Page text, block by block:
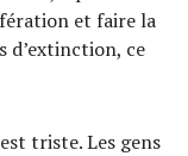
et faire la
d’extinction, ce
triste. Les gens